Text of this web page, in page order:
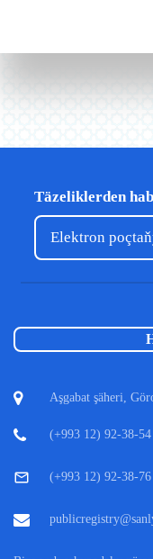
Täzeliklerden
Aşgabat şäheri,
(+993 12) 92-38-54
(+993 12) 92-38-76